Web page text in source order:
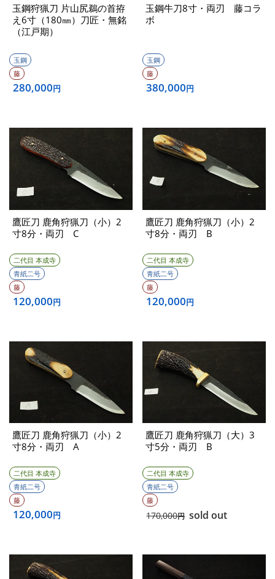
玉鋼狩猟刀 片山尻鵜の首拵
え6寸（180㎜）刀匠・無銘
（江戸期）
玉鋼
藤
280,000円
玉鋼牛刀8寸・両刃 藤コラ
ボ
玉鋼
藤
380,000円
鷹匠刀 鹿角狩猟刀（小）2
寸8分・両刃 C
二代目 本成寺
青紙二号
藤
120,000円
鷹匠刀 鹿角狩猟刀（小）2
寸8分・両刃 B
二代目 本成寺
青紙二号
藤
120,000円
鷹匠刀 鹿角狩猟刀（小）2
寸8分・両刃 A
二代目 本成寺
青紙二号
藤
120,000円
鷹匠刀 鹿角狩猟刀（大）3
寸5分・両刃 B
二代目 本成寺
青紙二号
藤
170,000円 sold out